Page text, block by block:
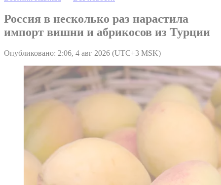
Россия в несколько раз нарастила
импорт вишни и абрикосов из Турции
Опубликовано: 2:06, 4 авг 2026 (UTC+3 MSK)